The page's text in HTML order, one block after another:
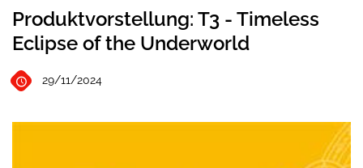
Produktvorstellung: T3 - Timeless
Eclipse of the Underworld
29/11/2024